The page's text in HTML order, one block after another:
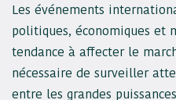
Les événements
politiques, économiques
tendance à affecter le
nécessaire de surveiller
entre les grandes